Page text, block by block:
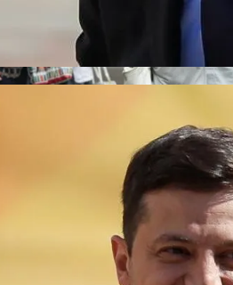
Спасут Британскую
Спрашивать Разрешения На
Дожди